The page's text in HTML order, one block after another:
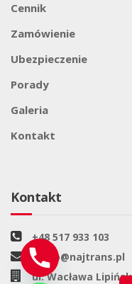
Cennik
Zamówienie
Ubezpieczenie
Porady
Galeria
Kontakt
Kontakt
+48 517 933 103
biuro@najtrans.pl
ul. Wacława